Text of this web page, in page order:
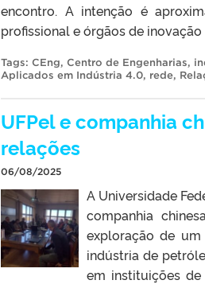
encontro. A intenção é
profissional e órgãos de inovação
Tags: CEng, Centro de Engenharias,
Aplicados em Indústria 4.0, rede,
UFPel e companhia
relações
06/08/2025
A Universidade
companhia
exploração de
indústria de
em instituições